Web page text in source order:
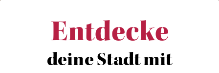
Entdecke
deine Stadt mit